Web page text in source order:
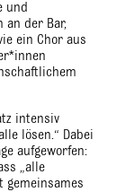
und
an der Bar,
ein Chor aus
intensiv
lösen.“ Dabei
aufgeworfen:
„alle
gemeinsames